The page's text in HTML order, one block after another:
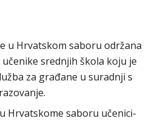
u Hrvatskom saboru održana
srednjih škola koju je
za građane u suradnji s
Hrvatskome saboru učenici-